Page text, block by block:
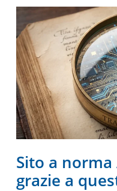
Sito a
grazie a